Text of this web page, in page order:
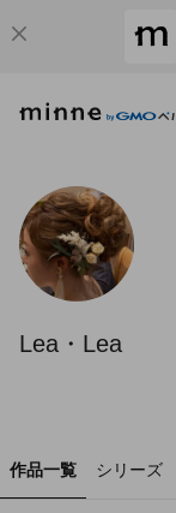
Lea・Lea
作品一覧 シリーズ